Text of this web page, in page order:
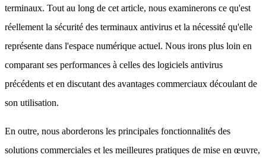
terminaux. Tout au long de cet article, nous examinerons ce qu'est
réellement la sécurité des terminaux antivirus et la nécessité qu'elle
représente dans l'espace numérique actuel. Nous irons plus loin en
comparant ses performances à celles des logiciels antivirus
précédents et en discutant des avantages commerciaux découlant de
son utilisation.
En outre, nous aborderons les principales fonctionnalités des
solutions commerciales et les meilleures pratiques de mise en œuvre,